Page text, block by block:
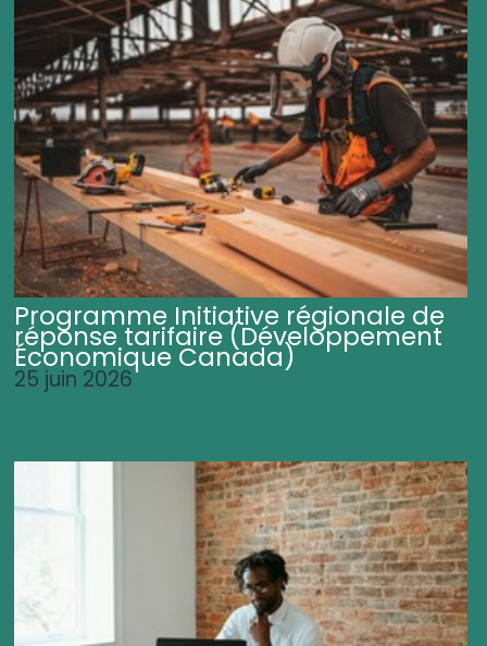
Programme Initiative régionale de
réponse tarifaire (Développement
Économique Canada)
25 juin 2026